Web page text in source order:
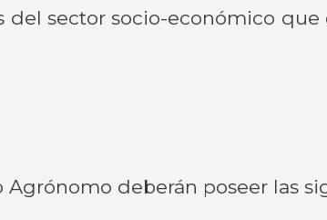
del sector socio-económico
deberán poseer las